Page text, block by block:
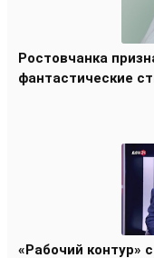
Ростовчанка
фантастические
«Рабочий контур»